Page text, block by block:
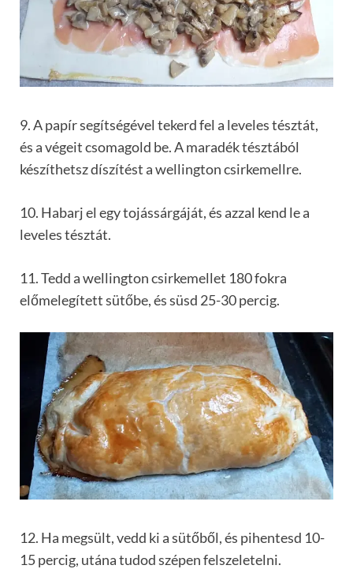
9. A papír segítségével tekerd fel a leveles tésztát,
és a végeit csomagold be. A maradék tésztából
készíthetsz díszítést a wellington csirkemellre.
10. Habarj el egy tojássárgáját, és azzal kend le a
leveles tésztát.
11. Tedd a wellington csirkemellet 180 fokra
előmelegített sütőbe, és süsd 25-30 percig.
12. Ha megsült, vedd ki a sütőből, és pihentesd 10-
15 percig, utána tudod szépen felszeletelni.